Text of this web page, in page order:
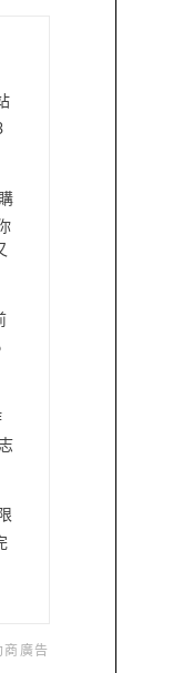
商廣告